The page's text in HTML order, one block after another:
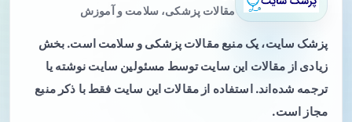
مقالات پزشکی، سلامت و آموزش
پزشک سایت، یک منبع مقالات پزشکی و سلامت است. بخش
زیادی از مقالات این سایت توسط مسئولین سایت نوشته یا
ترجمه شده‌اند. استفاده از مقالات این سایت فقط با ذکر منبع
مجاز است.